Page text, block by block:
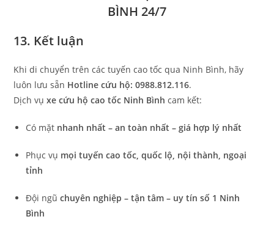
13. Kết luận
Khi di chuyển trên các tuyến cao tốc qua Ninh Bình, hãy
luôn lưu sẵn Hotline cứu hộ: 0988.812.116.
Dịch vụxe cứu hộ cao tốc Ninh Bình cam kết:
Có mặt nhanh nhất – an toàn nhất – giá hợp lý nhất
Phục vụ mọi tuyến cao tốc, quốc lộ, nội thành, ngoại
tỉnh
Đội ngũchuyên nghiệp – tận tâm – uy tín số 1 Ninh
Bình